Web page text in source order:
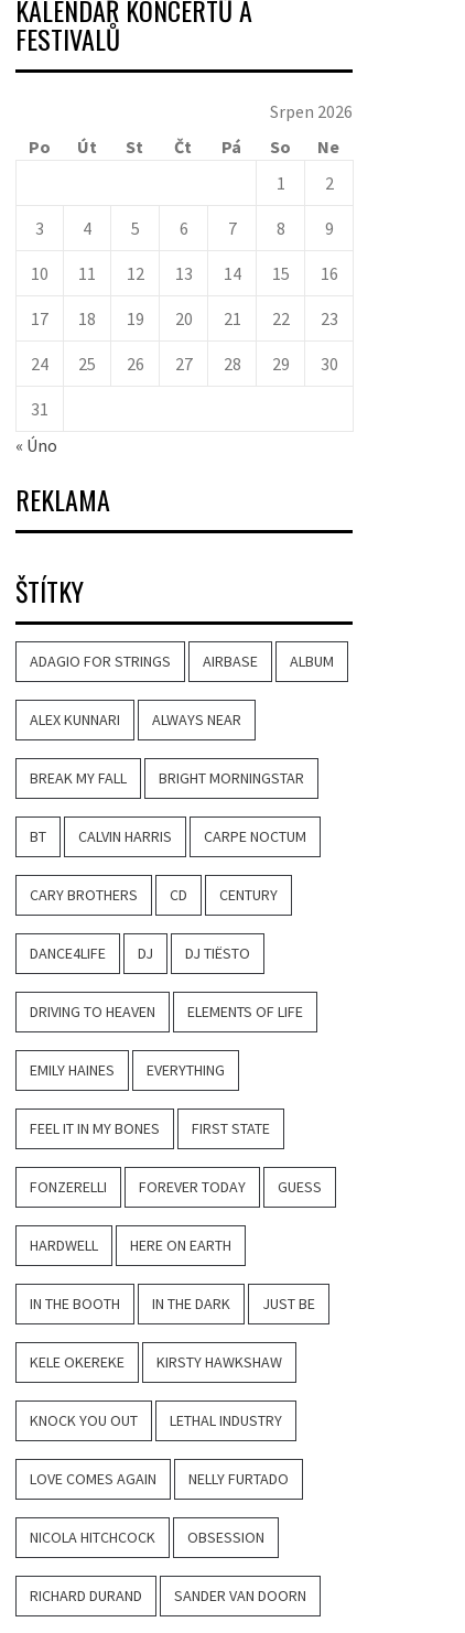
KALENDÁŘ KONCERTŮ A
FESTIVALŮ
Srpen 2026
Po
Út St Čt Pá So
Ne
1
2
3 4 5 6 7 8 9
10 11 12 13 14 15 16
17 18 19 20 21 22 23
24 25 26 27 28 29 30
31
« Úno
REKLAMA
ŠTÍTKY
ADAGIO FOR STRINGS AIRBASE ALBUM
ALEX KUNNARI ALWAYS NEAR
BREAK MY FALL BRIGHT MORNINGSTAR
BT CALVIN HARRIS CARPE NOCTUM
CARY BROTHERS CD CENTURY
DANCE4LIFE DJ DJ TIËSTO
DRIVING TO HEAVEN ELEMENTS OF LIFE
EMILY HAINES EVERYTHING
FEEL IT IN MY BONES FIRST STATE
FONZERELLI FOREVER TODAY GUESS
HARDWELL HERE ON EARTH
IN THE BOOTH IN THE DARK JUST BE
KELE OKEREKE KIRSTY HAWKSHAW
KNOCK YOU OUT LETHAL INDUSTRY
LOVE COMES AGAIN NELLY FURTADO
NICOLA HITCHCOCK OBSESSION
RICHARD DURAND SANDER VAN DOORN